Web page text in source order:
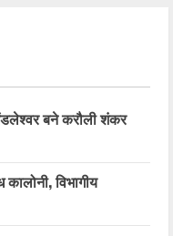
बने करौली शंकर
विभागीय